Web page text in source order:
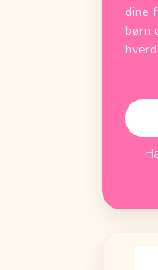
dine
børn